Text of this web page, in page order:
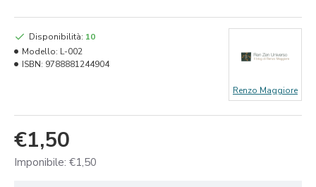
€1,50
Imponibile: €1,50
Disponibilità: 10
Modello: L-002
ISBN: 9788881244904
Renzo Maggiore